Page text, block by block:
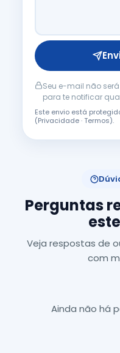
Seu e-mail não
para te notificar
Este envio está
(Privacidade·Termos).
Perguntas
Veja respostas de
com
Ainda não há